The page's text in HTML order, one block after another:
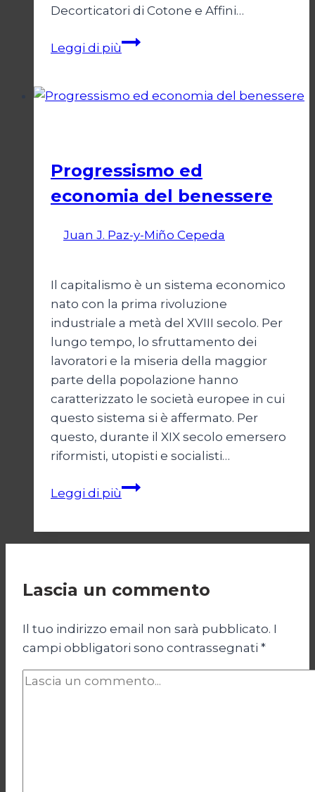
Decorticatori di Cotone e Affini…
Leggi di piùLa
in
Progressismo ed
economia del benessere
Juan J. Paz-y-Miño Cepeda
Il capitalismo è un sistema economico
nato con la prima rivoluzione
industriale a metà del XVIII secolo. Per
lungo tempo, lo sfruttamento dei
lavoratori e la miseria della maggior
parte della popolazione hanno
caratterizzato le società europee in cui
questo sistema si è affermato. Per
questo, durante il XIX secolo emersero
riformisti, utopisti e socialisti…
Leggi di piùProgressismo
del
Lascia un commento
Il tuo indirizzo email non sarà pubblicato. I
campi obbligatori sono contrassegnati *